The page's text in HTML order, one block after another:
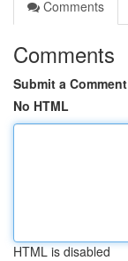
Comments
Comments
Submit a Comment
No HTML
HTML is disabled